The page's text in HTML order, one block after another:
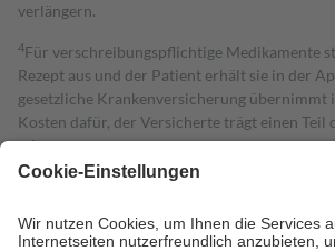
verlängern.
4Für verschreibungspflichtige Medikamente
Rezept aus und der Patient erhält sie in der
gesetzliche Krankenversicherung übernimmt
Kosten dafür, der Versicherte trägt einen Teil
mit.
Grundsätzlich leisten Mitglieder Zuzahlungen
höchstens zehn Euro.
Es sind jedoch nie mehr
Kosten der Leistung zu entrichten.